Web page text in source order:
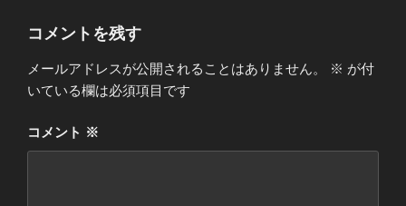
コメントを残す
メールアドレスが公開されることはありません。 ※ が付
いている欄は必須項目です
コメント ※